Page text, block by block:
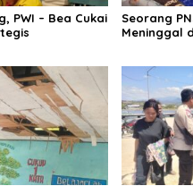
PWI – Bea Cukai
Seorang
Meninggal